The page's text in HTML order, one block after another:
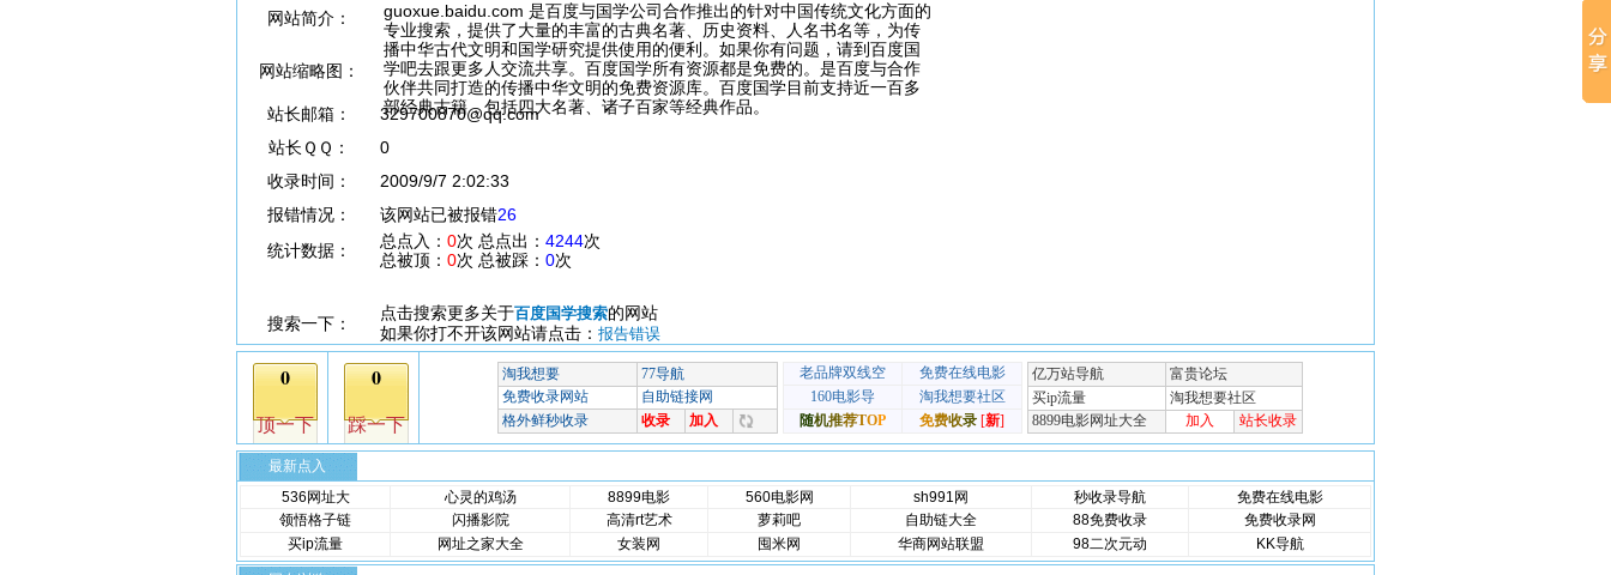
网站简介：
guoxue.baidu.com 是百度与国学公司合作推出的针对中国传统文化方面的
专业搜索，提供了大量的丰富的古典名著、历史资料、人名书名等，为传
播中华古代文明和国学研究提供使用的便利。如果你有问题，请到百度国
学吧去跟更多人交流共享。百度国学所有资源都是免费的。是百度与合作
伙伴共同打造的传播中华文明的免费资源库。百度国学目前支持近一百多
部经典古籍，包括四大名著、诸子百家等经典作品。
网站缩略图：
站长邮箱：
329700870@qq.com
站长ＱＱ：
0
收录时间：
2009/9/7 2:02:33
报错情况：
该网站已被报错26
统计数据：
总点入： 0次 总点出： 4244次
总被顶： 0次 总被踩： 0次
搜索一下：
点击搜索更多关于百度国学搜索的网站
如果你打不开该网站请点击： 报告错误
最新点入
536网址大
心灵的鸡汤 8899电影 560电影网 sh991网 秒收录导航
免费在线电影
领悟格子链
闪播影院 高清rt艺术 萝莉吧 自助链大全 88免费收录
免费收录网
买ip流量
网址之家大全 女装网 囤米网 华商网站联盟 98二次元动 KK导航